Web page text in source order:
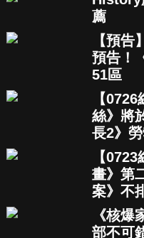
薦
【預
預告！
51區
【
絲》將
長2》
【
畫》第
案》不
《核
部不可